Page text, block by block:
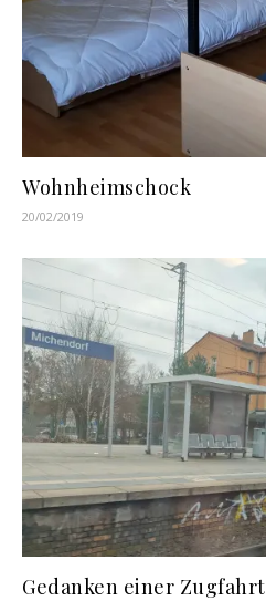
Wohnheimschock
20/02/2019
Gedanken einer Zugfahrt